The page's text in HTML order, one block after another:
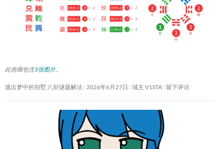
此画廊包含3张图片。
逃出梦中的别墅 八卦谜题解法 2026年6月27日 域主 V1STA 留下评论